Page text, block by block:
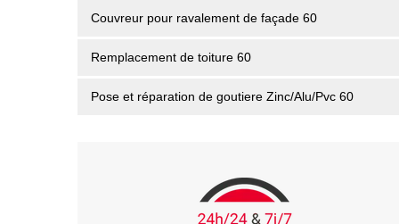
Couvreur pour ravalement de façade 60
Remplacement de toiture 60
Pose et réparation de goutiere Zinc/Alu/Pvc 60